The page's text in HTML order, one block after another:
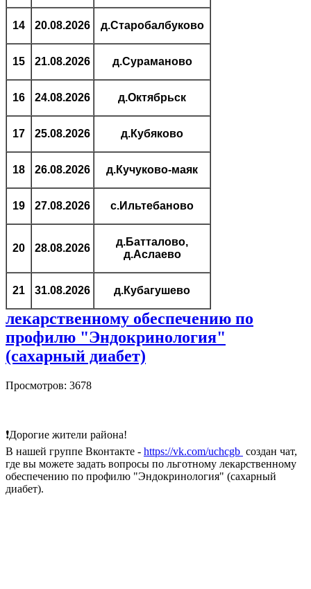
14 20.08.2026 д.Старобалбуково
15 21.08.2026 д.Сураманово
16 24.08.2026 д.Октябрьск
17 25.08.2026 д.Кубяково
18 26.08.2026 д.Кучуково-маяк
19 27.08.2026 с.Ильтебаново
20 28.08.2026
д.Батталово,
д.Аслаево
21 31.08.2026 д.Кубагушево
лекарственному обеспечению по
профилю "Эндокринология"
(сахарный диабет)
Просмотров: 3678
❗Дорогие жители района!
В нашей группе Вконтакте - https://vk.com/uchcgb создан чат,
где вы можете задать вопросы по льготному лекарственному
обеспечению по профилю "Эндокринология" (сахарный
диабет).